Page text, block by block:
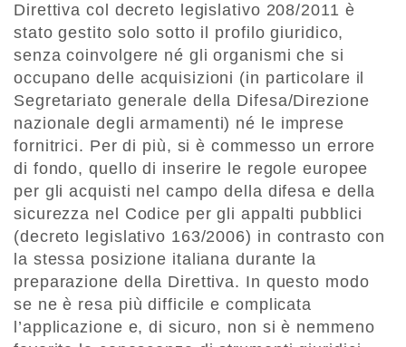
Direttiva col decreto legislativo 208/2011 è
stato gestito solo sotto il profilo giuridico,
senza coinvolgere né gli organismi che si
occupano delle acquisizioni (in particolare il
Segretariato generale della Difesa/Direzione
nazionale degli armamenti) né le imprese
fornitrici. Per di più, si è commesso un errore
di fondo, quello di inserire le regole europee
per gli acquisti nel campo della difesa e della
sicurezza nel Codice per gli appalti pubblici
(decreto legislativo 163/2006) in contrasto con
la stessa posizione italiana durante la
preparazione della Direttiva. In questo modo
se ne è resa più difficile e complicata
l’applicazione e, di sicuro, non si è nemmeno